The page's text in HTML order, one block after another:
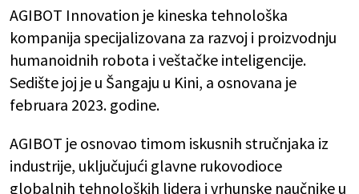
AGIBOT Innovation je kineska tehnološka
kompanija specijalizovana za razvoj i proizvodnju
humanoidnih robota i veštačke inteligencije.
Sedište joj je u Šangaju u Kini, a osnovana je
februara 2023. godine.
AGIBOT je osnovao timom iskusnih stručnjaka iz
industrije, uključujući glavne rukovodioce
globalnih tehnoloških lidera i vrhunske naučnike u